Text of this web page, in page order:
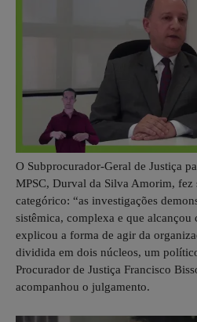
O Subprocurador-Geral de Justiça
MPSC, Durval da Silva Amorim, fez
categórico: “as investigações
sistêmica, complexa e que
explicou a forma de agir da
dividida em dois núcleos, um
Procurador de Justiça Francisco
acompanhou o julgamento.